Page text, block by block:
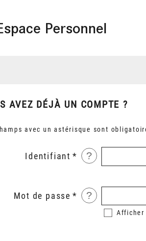
Personnel
AVEZ DÉJÀ UN COMPTE ?
avec un astérisque sont
Identifiant ?
Mot de passe ?
Afficher